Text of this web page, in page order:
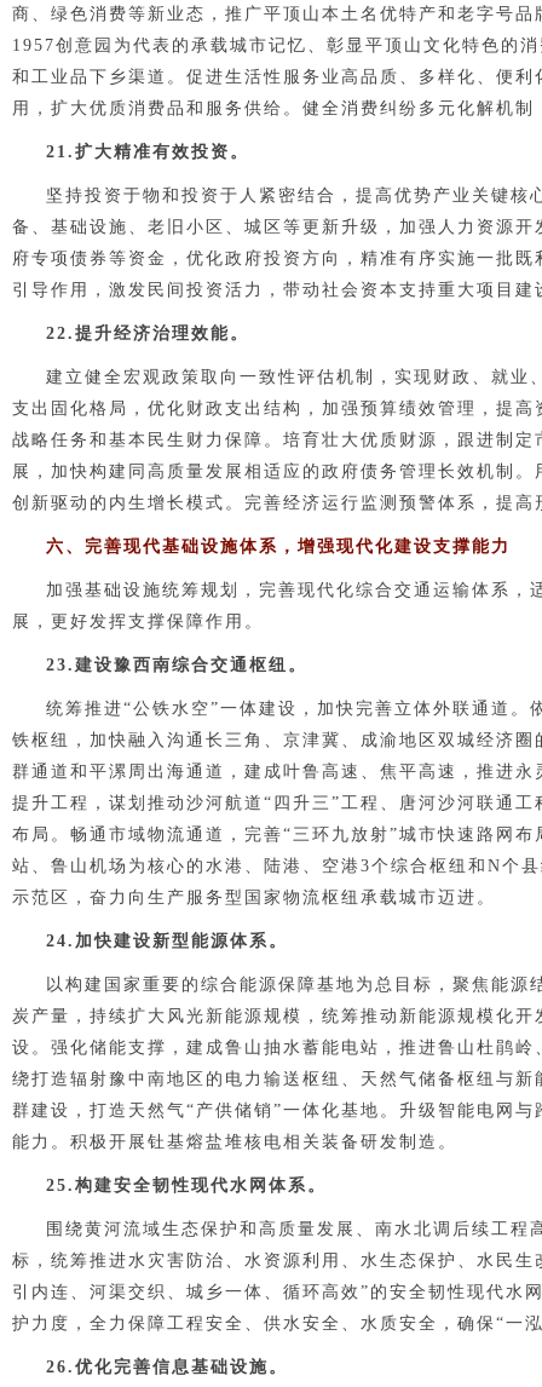
商、绿色消费等新业态，推广平顶山本土名优特产和老字号
1957创意园为代表的承载城市记忆、彰显平顶山文化特色的
和工业品下乡渠道。促进生活性服务业高品质、多样化、便
用，扩大优质消费品和服务供给。健全消费纠纷多元化解机
2 1.扩大精准有效投资。
坚持投资于物和投资于人紧密结合，提高优势产业关键
备、基础设施、老旧小区、城区等更新升级，加强人力资源
府专项债券等资金，优化政府投资方向，精准有序实施一批
引导作用，激发民间投资活力，带动社会资本支持重大项目建
22.提升经济治理效能。
建立健全宏观政策取向一致性评估机制，实现财政、就
支出固化格局，优化财政支出结构，加强预算绩效管理，提
战略任务和基本民生财力保障。培育壮大优质财源 ， 跟进制定
展，加快构建同高质量发展相适应的政府债务管理长效机制
创新驱动的内生增长模式。完善经济运行监测预警体系，提
六、完善现代基础设施体系，增强现代化建设支撑能力
加强基础设施统筹规划，完善现代化综合交通运输体系
展，更好发挥支撑保障作用。
23.建设豫西南综合交通枢纽。
统筹推进“公铁水空”一体建设，加快完善立体外联通道
铁枢纽，加快融入沟通长三角、京津冀、成渝地区双城经济
群通道和平漯周出海通道，建成叶鲁高速、焦平高速，推进
提升工程，谋划推动沙河航道“四升三”工程、唐河沙河联通
布局。畅通市域物流通道，完善“三环九放射”城市快速路网
站、鲁山机场为核心的水港、陆港、空港3个综合枢纽和N个
示范区，奋力向生产服务型国家物流枢纽承载城市迈进。
24.加快建设新型能源体系。
以构建国家重要的综合能源保障基地为总目标，聚焦能
炭产量，持续扩大风光新能源规模，统筹推动新能源规模化
设。强化储能支撑，建成鲁山抽水蓄能电站，推进鲁山杜鹃
绕打造辐射豫中南地区的电力输送枢纽、天然气储备枢纽与
群建设，打造天然气“产供储销”一体化基地。升级智能电网
能力。积极开展钍基熔盐堆核电相关装备研发制造。
25.构建安全韧性现代水网体系。
围绕黄河流域生态保护和高质量发展、南水北调后续工
标，统筹推进水灾害防治、水资源利用、水生态保护、水民
引内连、河渠交织、城乡一体、循环高效”的安全韧性现代水
护力度，全力保障工程安全、供水安全、水质安全，确保“一
26.优化完善信息基础设施。